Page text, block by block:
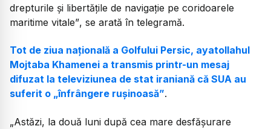
drepturile și libertățile de navigație pe coridoarele
maritime vitale”, se arată în telegramă.
Tot de ziua națională a Golfului Persic, ayatollahul
Mojtaba Khamenei a transmis printr-un mesaj
difuzat la televiziunea de stat iraniană că SUA au
suferit o „înfrângere rușinoasă”.
„Astăzi, la două luni după cea mare desfășurare